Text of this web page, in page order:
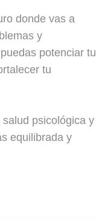
donde vas a
y
potenciar tu
tu
psicológica y
equilibrada y